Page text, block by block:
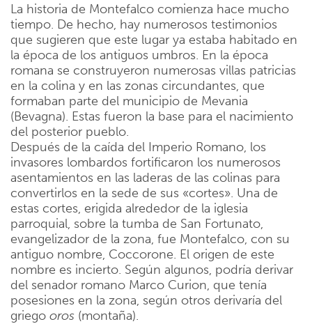
La historia de Montefalco comienza hace mucho
tiempo. De hecho, hay numerosos testimonios
que sugieren que este lugar ya estaba habitado en
la época de los antiguos umbros. En la época
romana se construyeron numerosas villas patricias
en la colina y en las zonas circundantes, que
formaban parte del municipio de Mevania
(Bevagna). Estas fueron la base para el nacimiento
del posterior pueblo.
Después de la caída del Imperio Romano, los
invasores lombardos fortificaron los numerosos
asentamientos en las laderas de las colinas para
convertirlos en la sede de sus «cortes». Una de
estas cortes, erigida alrededor de la iglesia
parroquial, sobre la tumba de San Fortunato,
evangelizador de la zona, fue Montefalco, con su
antiguo nombre, Coccorone. El origen de este
nombre es incierto. Según algunos, podría derivar
del senador romano Marco Curion, que tenía
posesiones en la zona, según otros derivaría del
griego oros (montaña).